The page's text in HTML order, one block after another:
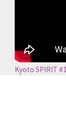
Kyoto SPIRIT
【京都商工会